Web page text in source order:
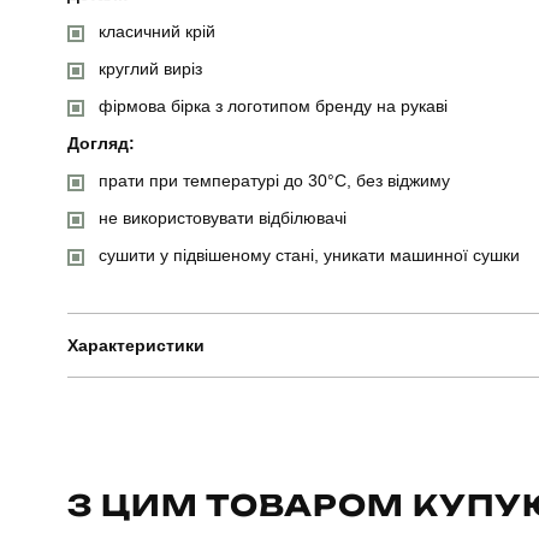
класичний крій
круглий виріз
фірмова бірка з логотипом бренду на рукаві
Догляд:
прати при температурі до 30°C, без віджиму
не використовувати відбілювачі
сушити у підвішеному стані, уникати машинної сушки
Характеристики
Стать
З ЦИМ ТОВАРОМ